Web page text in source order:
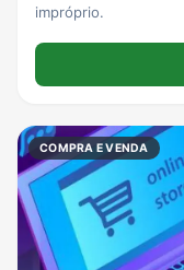
impróprio.
COMPRA E VENDA